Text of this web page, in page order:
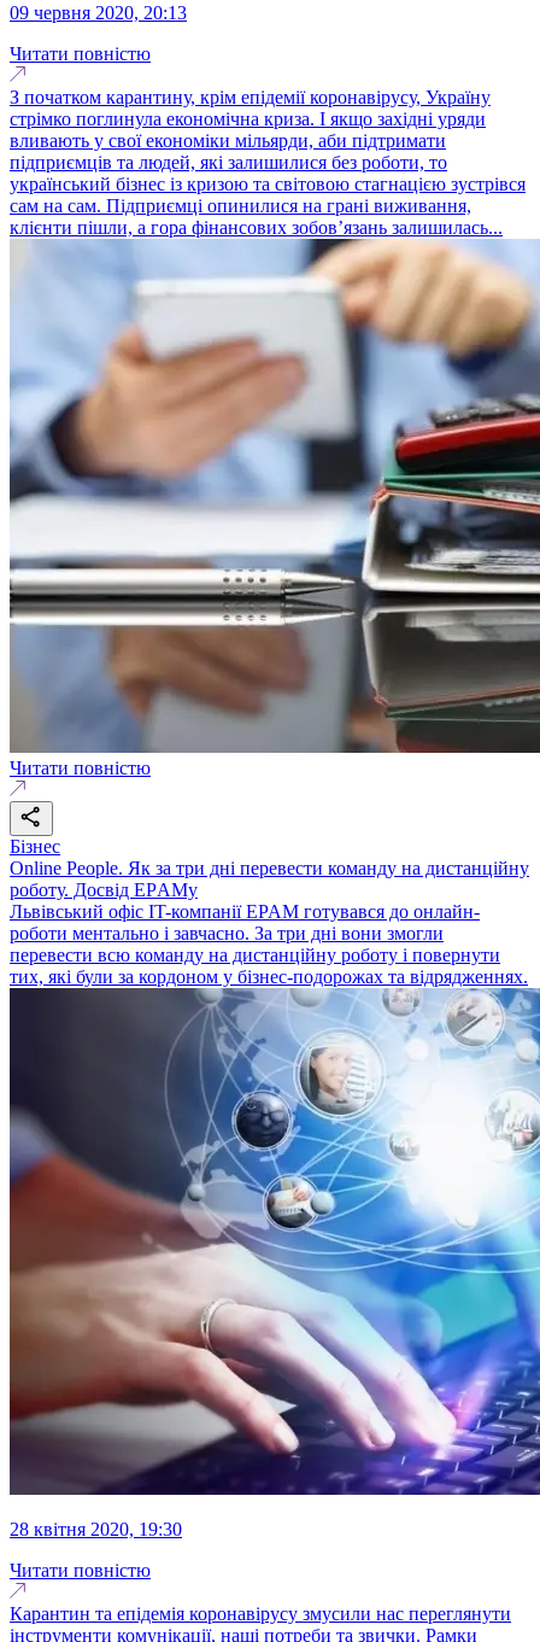
09 червня 2020, 20:13
Читати повністю
З початком карантину, крім епідемії коронавірусу, Україну
стрімко поглинула економічна криза. І якщо західні уряди
вливають у свої економіки мільярди, аби підтримати
підприємців та людей, які залишилися без роботи, то
український бізнес із кризою та світовою стагнацією зустрівся
сам на сам. Підприємці опинилися на грані виживання,
клієнти пішли, а гора фінансових зобов’язань залишилась...
Читати повністю
Бізнес
Online People. Як за три дні перевести команду на дистанційну
роботу. Досвід ЕPАМу
Львівський офіс IT-компанії EPAM готувався до онлайн-
роботи ментально і завчасно. За три дні вони змогли
перевести всю команду на дистанційну роботу і повернути
тих, які були за кордоном у бізнес-подорожах та відрядженнях.
28 квітня 2020, 19:30
Читати повністю
Карантин та епідемія коронавірусу змусили нас переглянути
інструменти комунікації, наші потреби та звички. Рамки